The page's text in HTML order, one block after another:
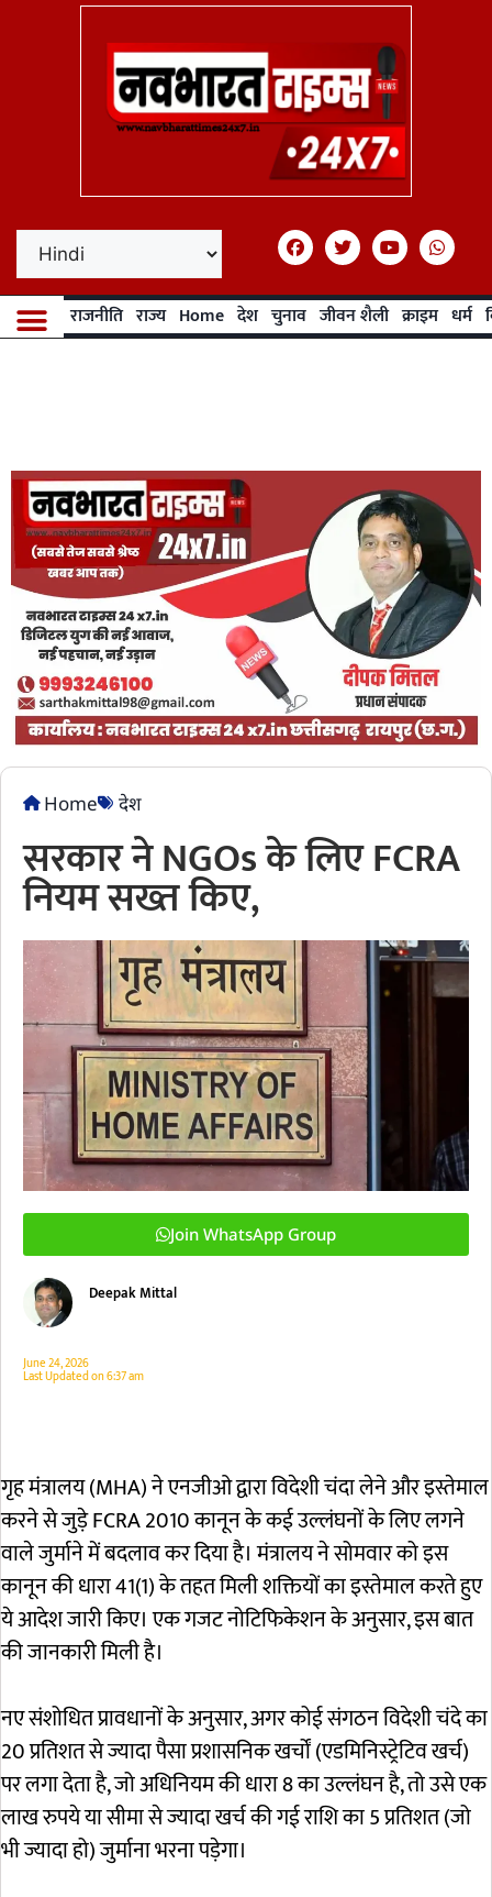
राजनीति राज्य Home देश चुनाव जीवन शैली क्राइम धर्म
Home देश
सरकार ने NGOs के लिए FCRA
नियम सख्त किए,
Join WhatsApp Group
Deepak Mittal
June 24, 2026
Last Updated on6:37 am
गृह मंत्रालय (MHA) ने एनजीओ द्वारा विदेशी चंदा लेने और इस्तेमाल
करने से जुड़े FCRA 2010 कानून के कई उल्लंघनों के लिए लगने
वाले जुर्माने में बदलाव कर दिया है। मंत्रालय ने सोमवार को इस
कानून की धारा 41(1) के तहत मिली शक्तियों का इस्तेमाल करते हुए
ये आदेश जारी किए। एक गजट नोटिफिकेशन के अनुसार, इस बात
की जानकारी मिली है।
नए संशोधित प्रावधानों के अनुसार, अगर कोई संगठन विदेशी चंदे का
20 प्रतिशत से ज्यादा पैसा प्रशासनिक खर्चों (एडमिनिस्ट्रेटिव खर्च)
पर लगा देता है, जो अधिनियम की धारा 8 का उल्लंघन है, तो उसे एक
लाख रुपये या सीमा से ज्यादा खर्च की गई राशि का 5 प्रतिशत (जो
भी ज्यादा हो) जुर्माना भरना पड़ेगा।